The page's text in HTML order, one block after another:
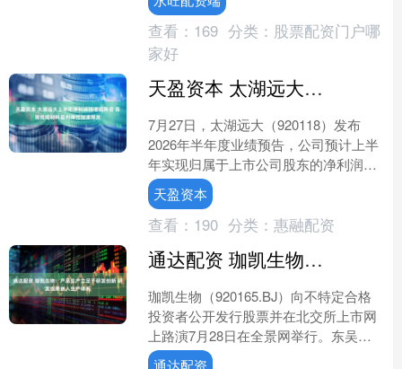
化战略指引下，....
查看： 169 分类： 股票配资门户哪
家好
天盈资本 太湖远大上半年净利润预增超两倍 高端线缆材料盈利弹性加速释放
7月27日，太湖远大（920118）发布
2026年半年度业绩预告，公司预计上半
年实现归属于上市公司股东的净利润
4300万元至5000万元，同比增幅达
212.61....
天盈资本
查看： 190 分类： 惠融配资
通达配资 珈凯生物：产品生产立足于研发创新 研发成果嵌入生产体系
珈凯生物（920165.BJ）向不特定合格
投资者公开发行股票并在北交所上市网
上路演7月28日在全景网举行。东吴证
券投资银行业务管理委员会高级副总
通达配资